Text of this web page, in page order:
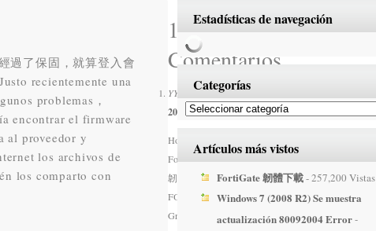
過了保固，就算登入會
recientemente una
problemas，
encontrar el firmware
al proveedor y
los archivos de
los comparto con
1,182
Comentarios
YYDss dice:
2026/04/03 en 10:40 PM
Hola，
FortiGate-80C 防火牆的這一版
韌體 FGT_80C-v5-build0766-
FORTINET.out 載點嗎?
Gracias。
Estadísticas de navegación
Categorías
Artículos más vistos
FortiGate 韌體下載- 257,200 Vistas
Windows 7 (2008 R2) Se muestra
actualización 80092004 Error-